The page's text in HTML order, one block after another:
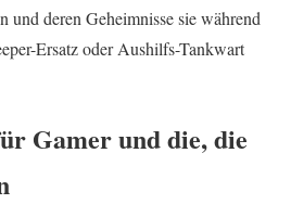
und deren Geheimnisse sie während
Ersatz oder Aushilfs-Tankwart
Gamer und die, die